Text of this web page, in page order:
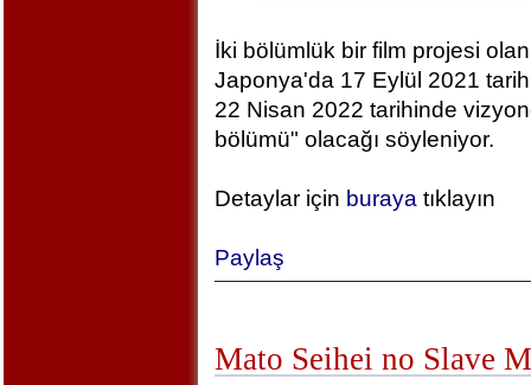
İki bölümlük bir film projesi
Japonya'da 17 Eylül 2021
22 Nisan 2022 tarihinde
bölümü" olacağı söyleniyor.
Detaylar için buraya tıklayın
Paylaş
Mato Seihei no Slave